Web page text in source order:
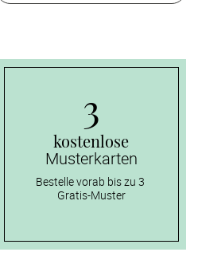
3
kostenlose
Musterkarten
Bestelle vorab bis zu 3
Gratis-Muster